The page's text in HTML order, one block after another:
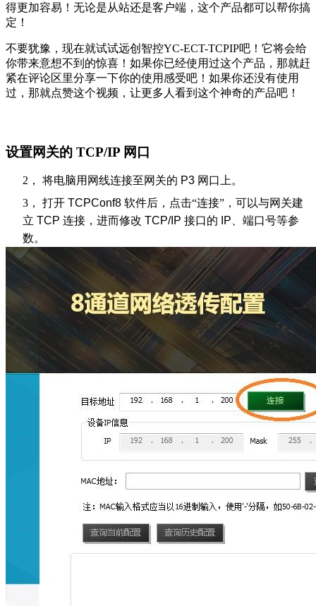
得更加容易！无论是从站还是客户端，这个产品都可以帮你搞
定！
不要犹豫，现在就试试远创智控YC-ECT-TCPIP吧！它将会给
你带来意想不到的惊喜！如果你已经使用过这个产品，那就赶
紧在评论区里分享一下你的使用感受吧！如果你还没有使用
过，那就点赞这个视频，让更多人看到这个神奇的产品吧！
设置网关的 TCP/IP 网口
2， 将电脑用网线连接至网关的 P3 网口上。
3，
打开 TCPConf8 软件后，点击“连接”，可以与网关建
立 TCP 连接，进而修改 TCP/IP 接口的 IP 、端口号等参
数。